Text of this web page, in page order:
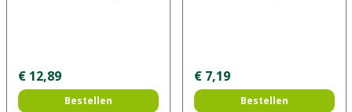
€ 12,89
Bestellen
€ 7,19
Bestellen